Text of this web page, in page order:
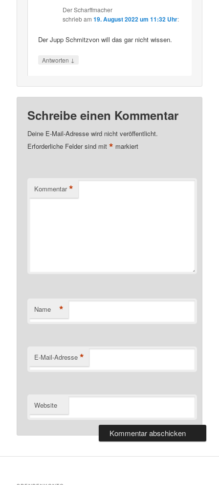
Der Scharffmacher
schriebam19. August 2022 um 11:32 Uhr:
Der Jupp Schmitzvon will das gar nicht wissen.
Antworten ↓
Schreibe einen Kommentar
Deine E-Mail-Adresse wird nicht veröffentlicht.
Erforderliche Felder sind mit* markiert
Kommentar *
Name *
E-Mail-Adresse *
Website